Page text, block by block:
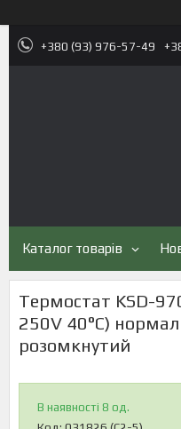
+380 (93) 976-57-49
Каталог товарів
Термостат KSD-
250V 40°C)
розомкнутий
В наявності 8 од.